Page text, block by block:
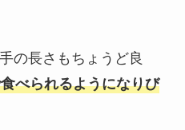
の長さもちょうど良
べられるようになりび